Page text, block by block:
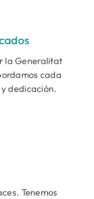
la Generalitat
cada
dedicación.
Tenemos